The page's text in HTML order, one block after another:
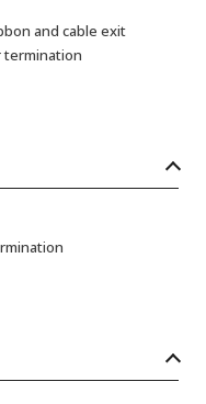
and cable exit